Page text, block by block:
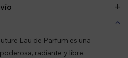
Eau de Parfum es una
radiante y libre.